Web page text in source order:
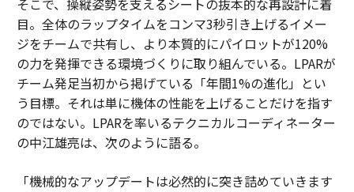
目。全体のラップタイムをコンマ3秒引き上げるイメー
ジをチームで共有し、より本質的にパイロットが120%
の力を発揮できる環境づくりに取り組んでいる。LPARが
チーム発足当初から掲げている「年間1%の進化」とい
う目標。それは単に機体の性能を上げることだけを指す
のではない。LPARを率いるテクニカルコーディネーター
の中江雄亮は、次のように語る。
「機械的なアップデートは必然的に突き詰めていきます